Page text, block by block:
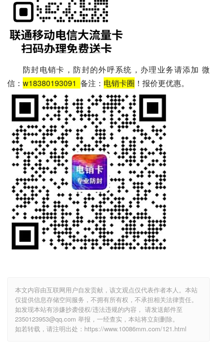
防封电销卡，防封的外呼系统，办理业务请添加 微
信： w18380193091 备注： 电销卡圈 ！报价更优惠。
本文内容由互联网用户自发贡献，该文观点仅代表作者本人。本站
仅提供信息存储空间服务，不拥有所有权，不承担相关法律责任。
如发现本站有涉嫌抄袭侵权/违法违规的内容， 请发送邮件至
2350123953@qq.com 举报，一经查实，本站将立刻删除。
如若转载，请注明出处：https://www.10086mm.com/121.html